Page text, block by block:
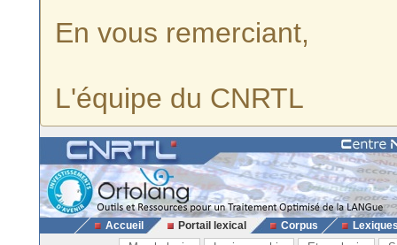
En vous remerciant,
L'équipe du CNRTL
Accueil Portail lexical Corpus